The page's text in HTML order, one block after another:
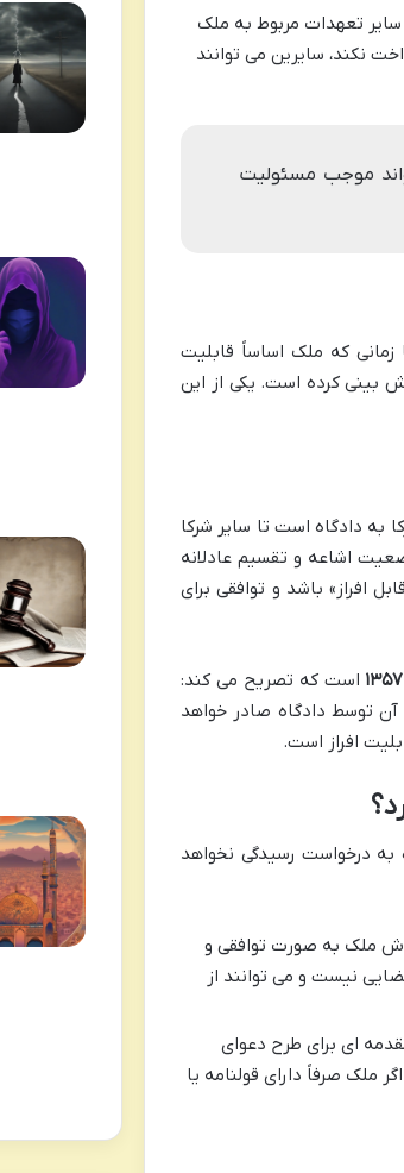
سایر تعهدات مربوط به ملک
نکند، سایرین می توانند
موجب مسئولیت
زمانی که ملک اساساً قابلیت
بینی کرده است. یکی از این
دادگاه است تا سایر شرکا
اشاعه و تقسیم عادلانه
افراز» باشد و توافقی برای
است که تصریح می کند:
آن توسط دادگاه صادر خواهد
افراز است.
به درخواست رسیدگی نخواهد
ملک به صورت توافقی و
نیست و می توانند از
ای برای طرح دعوای
ملک صرفاً دارای قولنامه یا